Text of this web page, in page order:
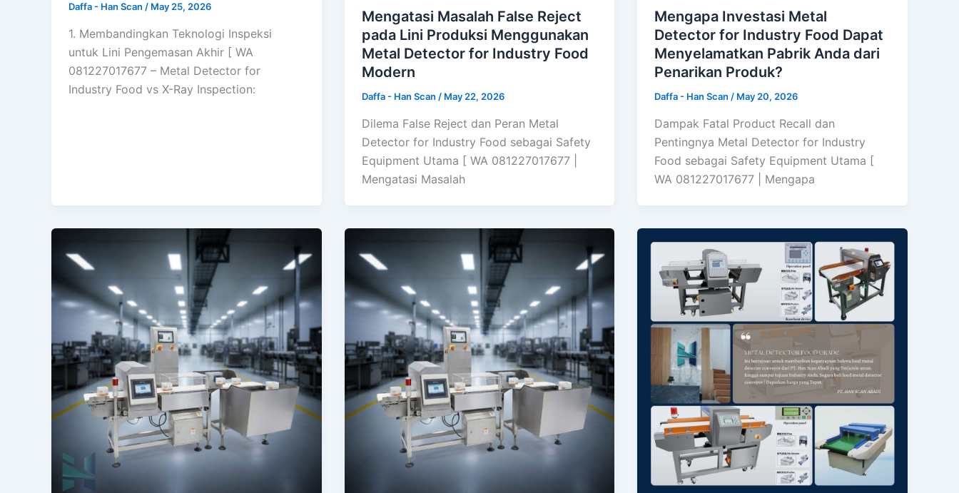
Daffa - Han Scan / May 25, 2026
1. Membandingkan Teknologi Inspeksi
untuk Lini Pengemasan Akhir [ WA
081227017677 – Metal Detector for
Industry Food vs X-Ray Inspection:
Mengatasi Masalah False Reject
pada Lini Produksi Menggunakan
Metal Detector for Industry Food
Modern
Daffa - Han Scan / May 22, 2026
Dilema False Reject dan Peran Metal
Detector for Industry Food sebagai Safety
Equipment Utama [ WA 081227017677 |
Mengatasi Masalah
Mengapa Investasi Metal
Detector for Industry Food Dapat
Menyelamatkan Pabrik Anda dari
Penarikan Produk?
Daffa - Han Scan/ May 20, 2026
Dampak Fatal Product Recall dan
Pentingnya Metal Detector for Industry
Food sebagai Safety Equipment Utama [
WA 081227017677 | Mengapa